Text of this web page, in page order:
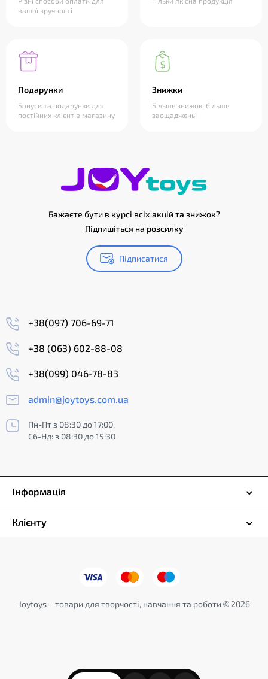
вашої зручності
Подарунки
Бонуси та подарунки для
постійних клієнтів магазину
Знижки
Більше знижок, більше
заощаджень!
Бажаєте бути в курсі всіх акцій та знижок?
Підпишіться на розсилку
Підписатися
+38(097) 706-69-71
+38 (063) 602-88-08
+38(099) 046-78-83
admin@joytoys.com.ua
Пн-Пт з 08:30 до 17:00,
Сб-Нд: з 08:30 до 15:30
Інформація
Клієнту
Joytoys – товари для творчості, навчання та роботи © 2026